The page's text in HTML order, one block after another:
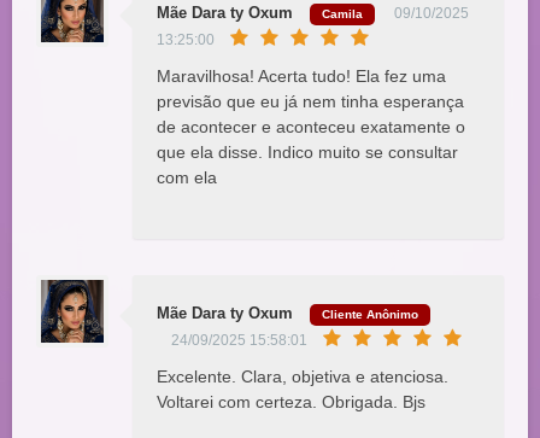
Mãe Dara ty Oxum Camila
09/10/2025
13:25:00
Maravilhosa! Acerta tudo! Ela fez uma
previsão que eu já nem tinha esperança
de acontecer e aconteceu exatamente o
que ela disse. Indico muito se consultar
com ela
Mãe Dara ty Oxum Cliente Anônimo
24/09/2025 15:58:01
Excelente. Clara, objetiva e atenciosa.
Voltarei com certeza. Obrigada. Bjs